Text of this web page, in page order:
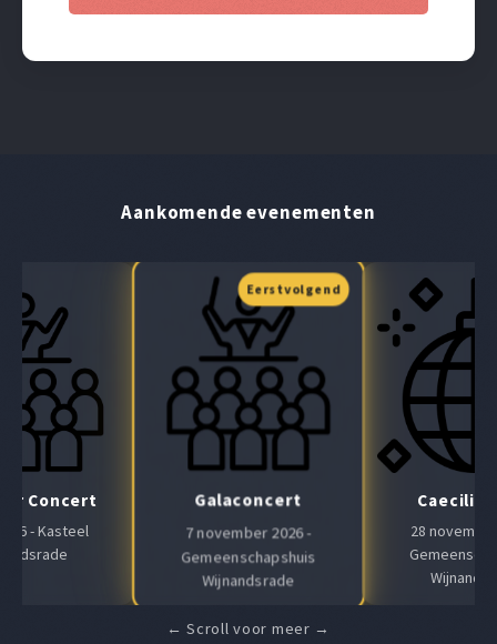
Aankomende evenementen
Concert
- Kasteel
Galaconcert
7 november 2026 -
Gemeenschapshuis
Wijnandsrade
28